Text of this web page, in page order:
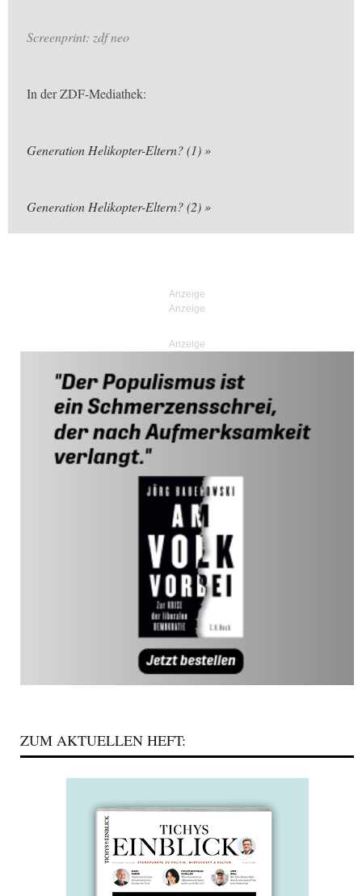
Screenprint: zdf neo
In der ZDF-Mediathek:
Generation Helikopter-Eltern? (1)
Generation Helikopter-Eltern? (2)
Anzeige
ZUM AKTUELLEN HEFT: